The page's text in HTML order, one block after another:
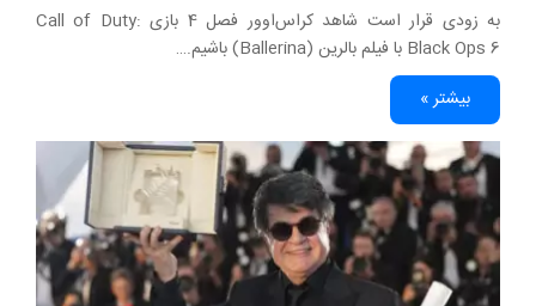
به زودی قرار است شاهد کراس‌اوور فصل 4 بازی Call of Duty:
Black Ops 6 با فیلم بالرین (Ballerina) باشیم.…
بیشتر »